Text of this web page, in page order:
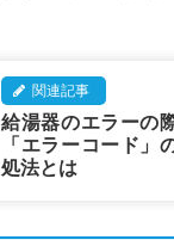
関連記事
給湯器のエラーの
「エラーコード」
処法とは